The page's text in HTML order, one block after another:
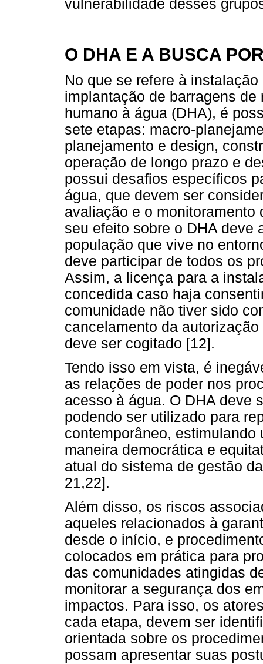
vulnerabilidade desses
O DHA E A BUSCA
No que se refere à
implantação de barragens
humano à água (DHA), é
sete etapas: macro-
planejamento e design,
operação de longo prazo e
possui desafios específicos
água, que devem ser
avaliação e o monitoramento
seu efeito sobre o DHA deve
população que vive no
deve participar de todos os
Assim, a licença para a
concedida caso haja
comunidade não tiver sido
cancelamento da
deve ser cogitado [12].
Tendo isso em vista, é
as relações de poder nos
acesso à água. O DHA deve
podendo ser utilizado para
contemporâneo,
maneira democrática e
atual do sistema de gestão
21,22].
Além disso, os riscos
aqueles relacionados à
desde o início, e
colocados em prática para
das comunidades atingidas
monitorar a segurança dos
impactos. Para isso, os
cada etapa, devem ser
orientada sobre os
possam apresentar suas